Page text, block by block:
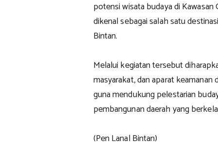
potensi wisata budaya di Kawasan
dikenal sebagai salah satu
Bintan.
Melalui kegiatan tersebut
masyarakat, dan aparat
guna mendukung pelestarian
pembangunan daerah yang
(Pen Lanal Bintan)